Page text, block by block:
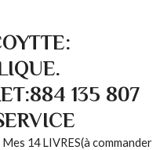
135 807
14 LIVRES(à commander